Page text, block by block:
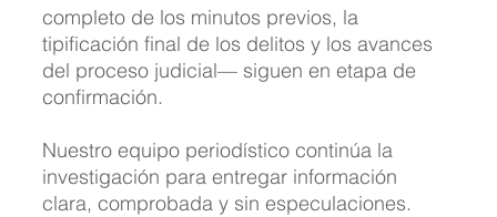
completo de los minutos previos, la
tipificación final de los delitos y los avances
del proceso judicial— siguen en etapa de
confirmación.
Nuestro equipo periodístico continúa la
investigación para entregar información
clara, comprobada y sin especulaciones.